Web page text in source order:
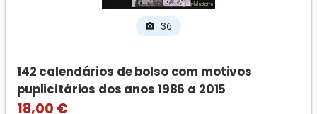
photo_camera 36
142 calendários de bolso com motivos
puplicitários dos anos 1986 a 2015
18,00 €